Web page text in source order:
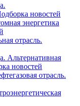
новостей
энергетика
отрасль.
Альтернативная
новостей
отрасль.